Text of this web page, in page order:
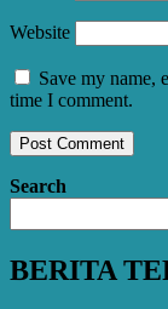
Website
Save my name,
time I comment.
Search
BERITA